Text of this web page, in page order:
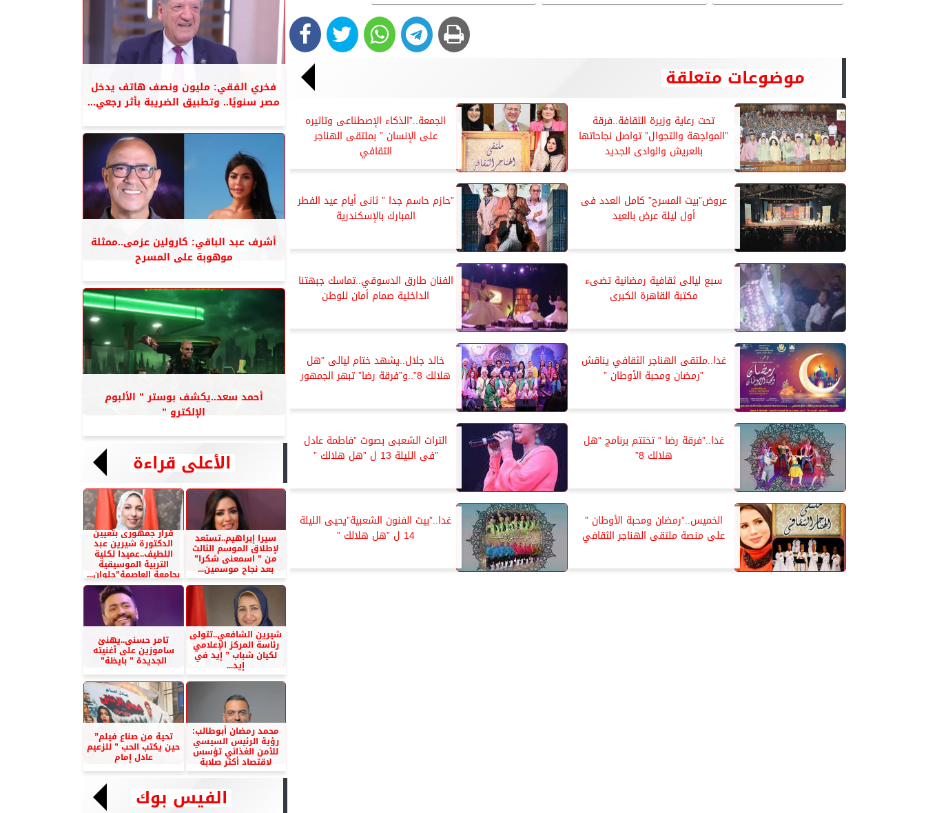
موضوعات متعلقة
تحت رعاية وزيرة الثقافة..فرقة
”المواجهة والتجوال” تواصل نجاحاتها
بالعريش والوادى الجديد
الجمعة..”الذكاء الإصطناعى وتاثيره
على الإنسان ” بملتقى الهناجر
الثقافي
عروض”بيت المسرح” كامل العدد فى
أول ليلة عرض بالعيد
”حازم حاسم جدا ” ثانى أيام عيد الفطر
المبارك بالإسكندرية
سبع ليالى ثقافية رمضانية تضىء
مكتبة القاهرة الكبرى
الفنان طارق الدسوقي..تماسك جبهتنا
الداخلية صمام أمان للوطن
غدا..ملتقى الهناجر الثقافي يناقش
”رمضان ومحبة الأوطان ”
خالد جلال..يشهد ختام ليالى ”هل
هلالك 8”..و”فرقة رضا” تبهر الجمهور
غدا..”فرقة رضا ” تختتم برنامج ”هل
هلالك 8”
التراث الشعبى بصوت ”فاطمة عادل
”فى الليلة 13 ل ”هل هلالك ”
الخميس..”رمضان ومحبة الأوطان ”
على منصة ملتقى الهناجر الثقافي
غدا..”بيت الفنون الشعبية”يحيى الليلة
14 ل ”هل هلالك ”
فخري الفقي: مليون ونصف هاتف يدخل
مصر سنويًا.. وتطبيق الضريبة بأثر رجعي...
أشرف عبد الباقي: كارولين عزمى..ممثلة
موهوبة على المسرح
أحمد سعد..يكشف بوستر ” الألبوم
الإلكترو ”
الأعلى قراءة
سيرا إبراهيم..تستعد
لإطلاق الموسم الثالث
من ” اسمعنى شكرا”
بعد نجاح موسمين...
قرار جمهورى بتعيين
الدكتورة شيرين عبد
اللطيف..عميدا لكلية
التربية الموسيقية
بجامعة العاصمة”حلوان...
شيرين الشافعي..تتولى
رئاسة المركز الإعلامي
لكيان شباب ” إيد في
إيد...
تامر حسنى..يهنئ
ساموزين على أغنيته
الجديدة ” بايظة”
محمد رمضان أبوطالب:
رؤية الرئيس السيسي
للأمن الغذائي تؤسس
لاقتصاد أكثر صلابة
تحية من صناع فيلم”
حين يكتب الحب ” للزعيم
عادل إمام
الفيس بوك